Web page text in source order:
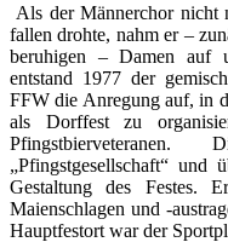
Als der Männerchor nicht
fallen drohte, nahm er –
beruhigen – Damen auf
entstand 1977 der
FFW die Anregung auf, in
als Dorffest zu
„Pfingstgesellschaft“ und
Gestaltung des Festes.
Maienschlagen und -
Hauptfestort war der